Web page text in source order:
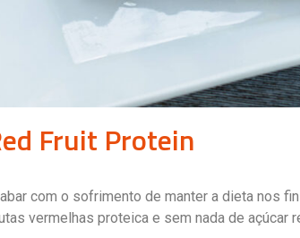
Fruit Protein
com o sofrimento de manter a dieta nos
vermelhas proteica e sem nada de açúcar